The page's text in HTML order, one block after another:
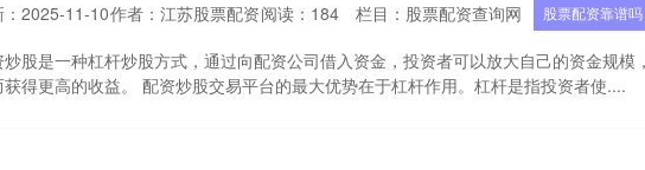
：2025-11-10作者：江苏股票配资阅读： 184 栏目： 股票配资查询网 股票配资靠谱吗
炒股是一种杠杆炒股方式，通过向配资公司借入资金，投资者可以放大自己的资金规模，
获得更高的收益。 配资炒股交易平台的最大优势在于杠杆作用。杠杆是指投资者使....